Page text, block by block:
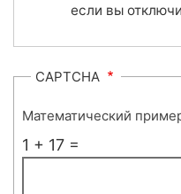
если вы
CAPTCHA
Математический
1 + 17 =